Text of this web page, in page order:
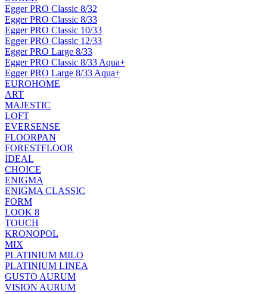
Egger PRO Classic 8/32
Egger PRO Classic 8/33
Egger PRO Classic 10/33
Egger PRO Classic 12/33
Egger PRO Large 8/33
Egger PRO Classic 8/33 Aqua+
Egger PRO Large 8/33 Aqua+
EUROHOME
ART
MAJESTIC
LOFT
EVERSENSE
FLOORPAN
FORESTFLOOR
IDEAL
CHOICE
ENIGMA
ENIGMA CLASSIC
FORM
LOOK 8
TOUCH
KRONOPOL
MIX
PLATINIUM MILO
PLATINIUM LINEA
GUSTO AURUM
VISION AURUM